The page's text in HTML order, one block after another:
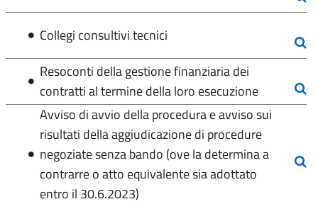
Collegi consultivi tecnici
Resoconti della gestione finanziaria dei
contratti al termine della loro esecuzione
Avviso di avvio della procedura e avviso sui
risultati della aggiudicazione di procedure
negoziate senza bando (ove la determina a
contrarre o atto equivalente sia adottato
entro il 30.6.2023)